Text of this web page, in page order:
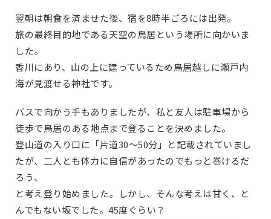
翌朝は朝食を済ませた後、宿を8時半ごろには出発。
旅の最終目的地である天空の鳥居という場所に向かいま
した。
香川にあり、山の上に建っているため鳥居越しに瀬戸内
海が見渡せる神社です。
バスで向かう手もありましたが、私と友人は駐車場から
徒歩で鳥居のある地点まで登ることを決めました。
登山道の入り口に「片道30～50分」と記載されていまし
たが、二人とも体力に自信があったのでもっと巻けるだ
ろう、
と考え登り始めました。しかし、そんな考えは甘く、と
んでもない坂でした。45度ぐらい？